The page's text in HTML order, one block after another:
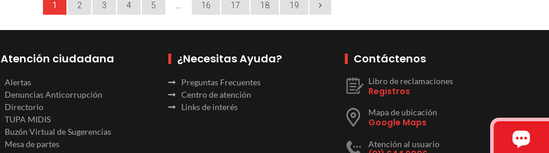
1 2 3 4 5 16 17 18 19
Atención ciudadana
Alertas
Denuncias Anticorrupción
Directorio
TUPA MIDIS
Buzón Virtual de Sugerencias
Mesa de partes
¿Necesitas Ayuda?
Preguntas Frecuentes
Centro de atención
Links de interés
Contáctenos
Libro de reclamaciones
Registros
Mapa de ubicación
Google Maps
Atención al usuario